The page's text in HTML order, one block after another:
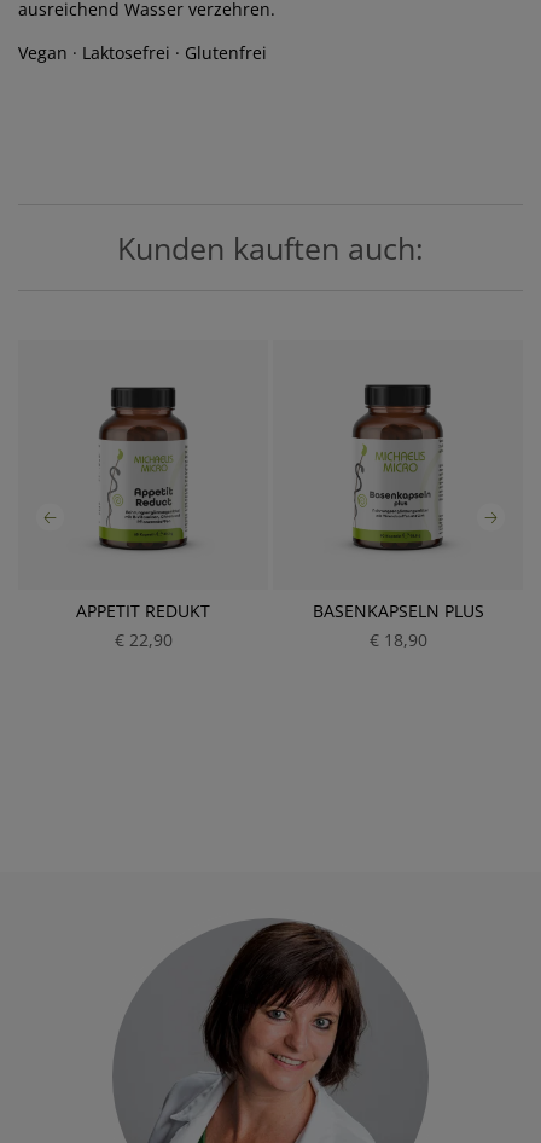
ausreichend Wasser verzehren.
Vegan · Laktosefrei · Glutenfrei
Kunden kauften auch:
APPETIT REDUKT
€ 22,90
BASENKAPSELN PLUS
€ 18,90